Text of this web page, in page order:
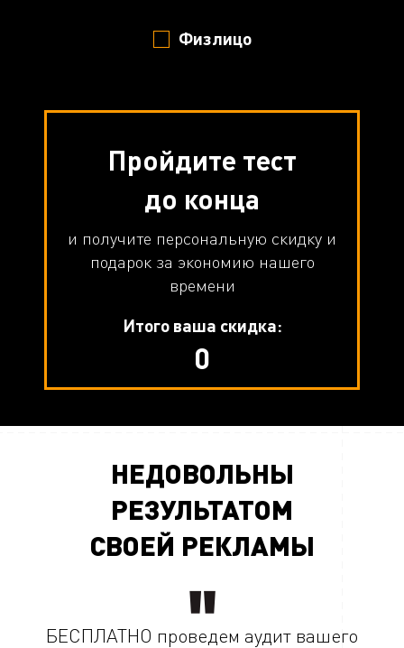
Пройдите тест
до конца
и получите персональную скидку и
подарок за экономию нашего
времени
Итого ваша скидка:
0
Физлицо
НЕДОВОЛЬНЫ
РЕЗУЛЬТАТОМ
СВОЕЙ РЕКЛАМЫ
БЕСПЛАТНО проведем аудит вашего